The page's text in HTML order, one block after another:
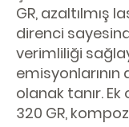
GR, azaltılmış
direnci
verimliliği
emisyonlarının
olanak tanır. Ek
320 GR,